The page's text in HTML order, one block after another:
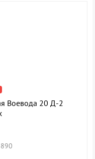
Воевода 20 Д-2